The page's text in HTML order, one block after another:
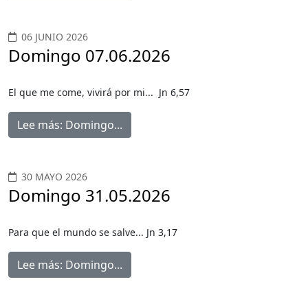
06 JUNIO 2026
Domingo 07.06.2026
El que me come, vivirá por mi... Jn 6,57
Lee más: Domingo...
30 MAYO 2026
Domingo 31.05.2026
Para que el mundo se salve... Jn 3,17
Lee más: Domingo...